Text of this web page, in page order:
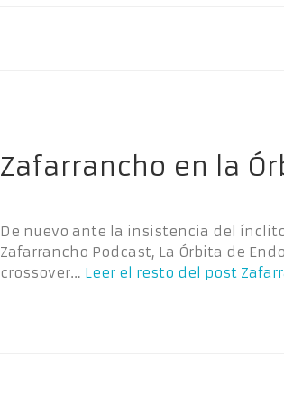
Zafarrancho en la
De nuevo ante la insistencia del
Zafarrancho Podcast, La Órbita de
crossover… Leer el resto del post